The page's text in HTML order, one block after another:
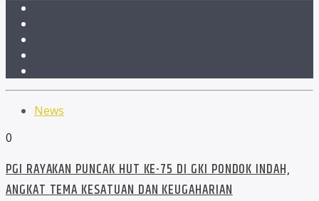
News
0
PGI RAYAKAN PUNCAK HUT KE-75 DI GKI PONDOK INDAH,
ANGKAT TEMA KESATUAN DAN KEUGAHARIAN